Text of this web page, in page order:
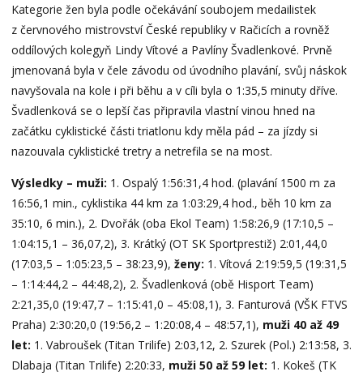
Kategorie žen byla podle očekávání soubojem medailistek
z červnového mistrovství České republiky v Račicích a rovněž
oddílových kolegyň Lindy Vítové a Pavlíny Švadlenkové. Prvně
jmenovaná byla v čele závodu od úvodního plavání, svůj náskok
navyšovala na kole i při běhu a v cíli byla o 1:35,5 minuty dříve.
Švadlenková se o lepší čas připravila vlastní vinou hned na
začátku cyklistické části triatlonu kdy měla pád – za jízdy si
nazouvala cyklistické tretry a netrefila se na most.
Výsledky – muži: 1. Ospalý 1:56:31,4 hod. (plavání 1500 m za
16:56,1 min., cyklistika 44 km za 1:03:29,4 hod., běh 10 km za
35:10, 6 min.), 2. Dvořák (oba Ekol Team) 1:58:26,9 (17:10,5 –
1:04:15,1 – 36,07,2), 3. Krátký (OT SK Sportprestiž) 2:01,44,0
(17:03,5 – 1:05:23,5 – 38:23,9), ženy: 1. Vítová 2:19:59,5 (19:31,5
– 1:14:44,2 – 44:48,2), 2. Švadlenková (obě Hisport Team)
2:21,35,0 (19:47,7 – 1:15:41,0 – 45:08,1), 3. Fanturová (VŠK FTVS
Praha) 2:30:20,0 (19:56,2 – 1:20:08,4 – 48:57,1), muži 40 až 49
let: 1. Vabroušek (Titan Trilife) 2:03,12, 2. Szurek (Pol.) 2:13:58, 3.
Dlabaja (Titan Trilife) 2:20:33, muži 50 až 59 let: 1. Kokeš (TK